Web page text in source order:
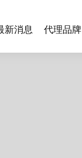
新消息 代理品牌